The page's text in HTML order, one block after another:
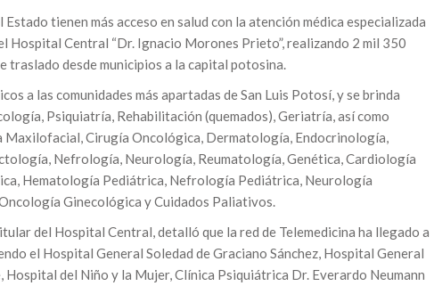
tienen más acceso en salud con la atención médica especializada
Hospital Central “Dr. Ignacio Morones Prieto”, realizando 2 mil 350
traslado desde municipios a la capital potosina.
a las comunidades más apartadas de San Luis Potosí, y se brinda
Psiquiatría, Rehabilitación (quemados), Geriatría, así como
Maxilofacial, Cirugía Oncológica, Dermatología, Endocrinología,
Nefrología, Neurología, Reumatología, Genética, Cardiología
Hematología Pediátrica, Nefrología Pediátrica, Neurología
Ginecológica y Cuidados Paliativos.
del Hospital Central, detalló que la red de Telemedicina ha llegado a
el Hospital General Soledad de Graciano Sánchez, Hospital General
del Niño y la Mujer, Clínica Psiquiátrica Dr. Everardo Neumann